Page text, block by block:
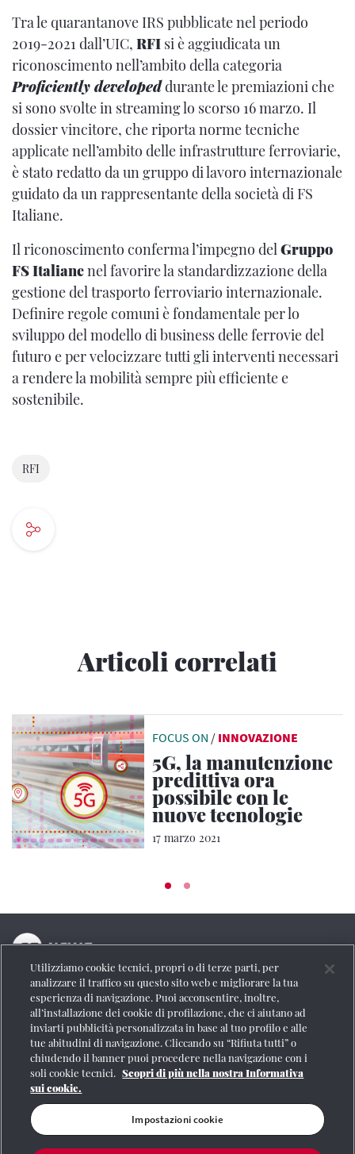
Tra le quarantanove IRS pubblicate nel periodo
2019-2021 dall’UIC, RFI si è aggiudicata un
riconoscimento nell’ambito della categoria
Proficiently developeddurante le premiazioni che
si sono svolte in streaming lo scorso 16 marzo. Il
dossier vincitore, che riporta norme tecniche
applicate nell’ambito delle infrastrutture ferroviarie,
è stato redatto da un gruppo di lavoro internazionale
guidato da un rappresentante della società di FS
Italiane.
Il riconoscimento conferma l’impegno delGruppo
FS Italianenel favorire la standardizzazione della
gestione del trasporto ferroviario internazionale.
Definire regole comuni è fondamentale per lo
sviluppo del modello di business delle ferrovie del
futuro e per velocizzare tutti gli interventi necessari
a rendere la mobilità sempre più efficiente e
sostenibile.
RFI
Articoli correlati
FOCUS ON / INNOVAZIONE
5G, la manutenzione
predittiva ora
possibile con le
nuove tecnologie
17 marzo 2021
La testata online del Gruppo FS Italiane
Social
Se vuoi contattarci o avere altre informazioni
CONTATTI
Utilizziamo cookie tecnici, propri o di terze parti, per
analizzare il traffico su questo sito web e migliorare la tua
esperienza di navigazione. Puoi acconsentire, inoltre,
all’installazione dei cookie di profilazione, che ci aiutano ad
inviarti pubblicità personalizzata in base al tuo profilo e alle
tue abitudini di navigazione. Cliccando su “Rifiuta tutti” o
chiudendo il banner puoi procedere nella navigazione con i
soli cookie tecnici. Scopri di più nella nostra Informativa
sui cookie.
Impostazioni cookie